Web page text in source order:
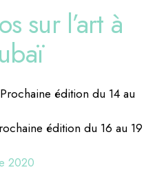
sur l’art à
édition du 14 au
édition du 16 au 19
2020